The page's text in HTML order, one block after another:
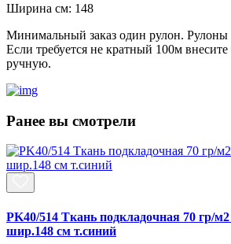
Ширина см: 148
Минимальный заказ один рулон. Рулоны
Если требуется не кратный 100м
ручную.
Ранее вы смотрели
PK40/514 Ткань подкладочная 70 гр/
шир.148 см т.синий